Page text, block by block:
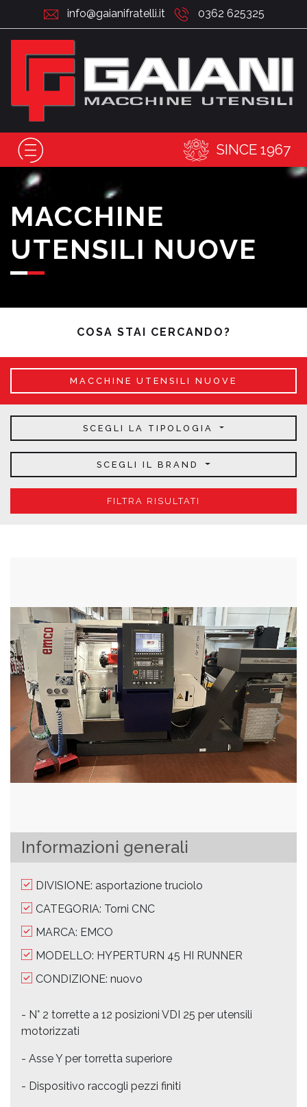
info@gaianifratelli.it 0362 625325
SINCE 1967
MACCHINE
UTENSILI NUOVE
COSA STAI CERCANDO?
MACCHINE UTENSILI NUOVE
SCEGLI LA TIPOLOGIA
SCEGLI IL BRAND
FILTRA RISULTATI
Informazioni generali
DIVISIONE: asportazione truciolo
CATEGORIA: Torni CNC
MARCA: EMCO
MODELLO: HYPERTURN 45 HI RUNNER
CONDIZIONE: nuovo
- N° 2 torrette a 12 posizioni VDI 25 per utensili
motorizzati
- Asse Y per torretta superiore
- Dispositivo raccogli pezzi finiti